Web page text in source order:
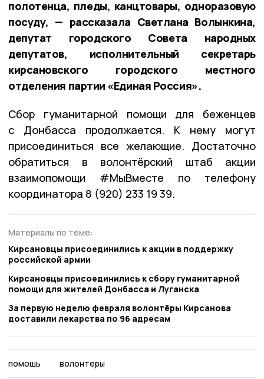
полотенца, пледы, канцтовары, одноразовую
посуду, — рассказала Светлана Волынкина,
депутат городского Совета народных
депутатов, исполнительный секретарь
кирсановского городского местного
отделения партии «Единая Россия».
Сбор гуманитарной помощи для беженцев
с Донбасса продолжается. К нему могут
присоединиться все желающие. Достаточно
обратиться в волонтёрский штаб акции
взаимопомощи #МыВместе по телефону
координатора 8 (920) 233 19 39.
Материалы по теме:
Кирсановцы присоединились к акции в поддержку
российской армии
Кирсановцы присоединились к сбору гуманитарной
помощи для жителей Донбасса и Луганска
За первую неделю февраля волонтёры Кирсанова
доставили лекарства по 96 адресам
помощь волонтеры